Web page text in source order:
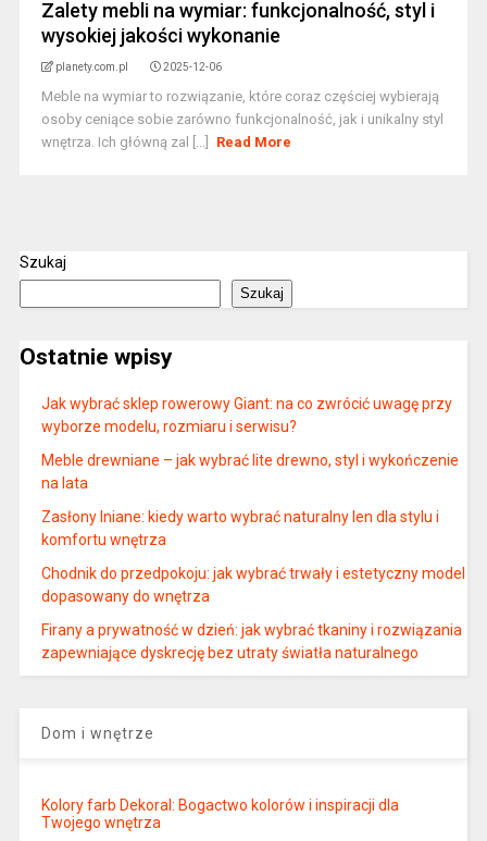
Zalety mebli na wymiar: funkcjonalność, styl i
wysokiej jakości wykonanie
planety.com.pl 2025-12-06
Meble na wymiar to rozwiązanie, które coraz częściej wybierają
osoby ceniące sobie zarówno funkcjonalność, jak i unikalny styl
wnętrza. Ich główną zal [...]
Read More
Szukaj
Szukaj
Ostatnie wpisy
Jak wybrać sklep rowerowy Giant: na co zwrócić uwagę przy
wyborze modelu, rozmiaru i serwisu?
Meble drewniane – jak wybrać lite drewno, styl i wykończenie
na lata
Zasłony lniane: kiedy warto wybrać naturalny len dla stylu i
komfortu wnętrza
Chodnik do przedpokoju: jak wybrać trwały i estetyczny model
dopasowany do wnętrza
Firany a prywatność w dzień: jak wybrać tkaniny i rozwiązania
zapewniające dyskrecję bez utraty światła naturalnego
Dom i wnętrze
Kolory farb Dekoral: Bogactwo kolorów i inspiracji dla
Twojego wnętrza